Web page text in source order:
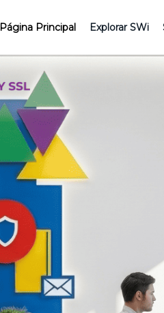
Página Principal Explorar SWi